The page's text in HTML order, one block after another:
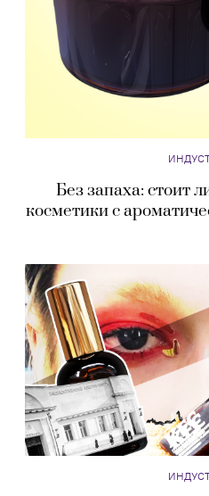
Без запаха: стоит
косметики с